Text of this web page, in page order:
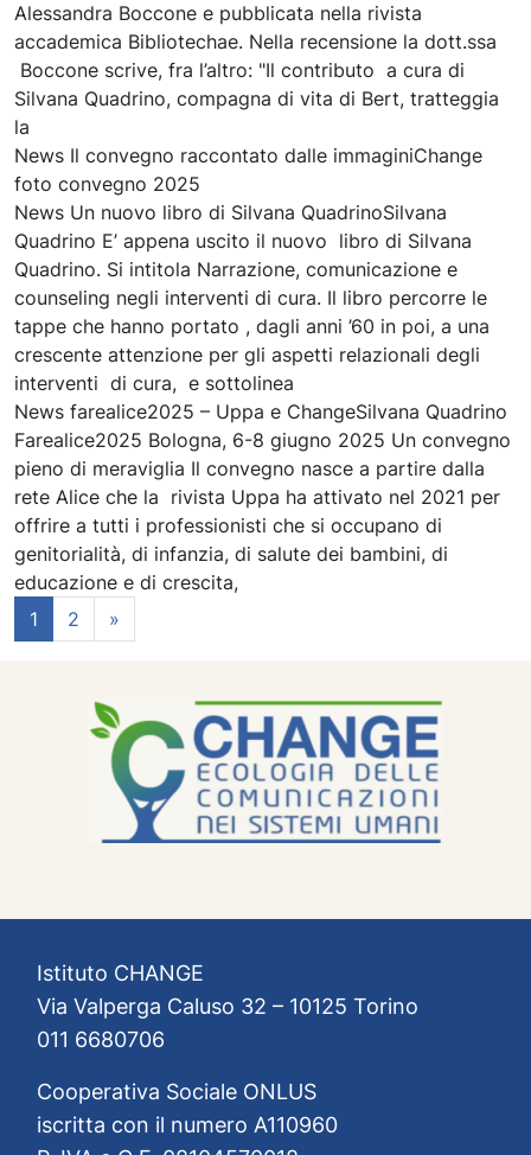
Alessandra Boccone e pubblicata nella rivista
accademica Bibliotechae. Nella recensione la dott.ssa
Boccone scrive, fra l’altro: "Il contributo a cura di
Silvana Quadrino, compagna di vita di Bert, tratteggia
la
News Il convegno raccontato dalle immaginiChange
foto convegno 2025
News Un nuovo libro di Silvana QuadrinoSilvana
Quadrino E’ appena uscito il nuovo libro di Silvana
Quadrino. Si intitola Narrazione, comunicazione e
counseling negli interventi di cura. Il libro percorre le
tappe che hanno portato , dagli anni ’60 in poi, a una
crescente attenzione per gli aspetti relazionali degli
interventi di cura, e sottolinea
News farealice2025 – Uppa e ChangeSilvana Quadrino
Farealice2025 Bologna, 6-8 giugno 2025 Un convegno
pieno di meraviglia Il convegno nasce a partire dalla
rete Alice che la rivista Uppa ha attivato nel 2021 per
offrire a tutti i professionisti che si occupano di
genitorialità, di infanzia, di salute dei bambini, di
educazione e di crescita,
Navigazione degli articoli
1 2 »
Istituto CHANGE
Via Valperga Caluso 32 – 10125 Torino
011 6680706
Cooperativa Sociale ONLUS
iscritta con il numero A110960